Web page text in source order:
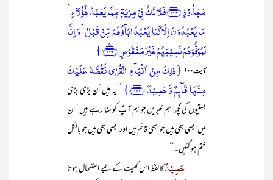
مَجۡذُوۡذٍ ﴿۱۰۸﴾فَلَا تَکُ فِیۡ مِرۡیَۃٍ مِّمَّا یَعۡبُدُ ہٰۤؤُلَآءِ ؕ
مَا یَعۡبُدُوۡنَ اِلَّا کَمَا یَعۡبُدُ اٰبَآؤُہُمۡ مِّنۡ قَبۡلُ ؕ وَ اِنَّا
لَمُوَفُّوۡہُمۡ نَصِیۡبَہُمۡ غَیۡرَ مَنۡقُوۡصٍ ﴿۱۰۹﴾٪}
آیت۱۰۰
{ذٰلِکَ مِنۡ اَنۡۢبَآءِ الۡقُرٰی نَقُصُّہٗ عَلَیۡکَ
مِنۡہَا قَآئِمٌ وَّ حَصِیۡدٌ ﴿۱۰۰﴾}
’’یہ ہیں اُن بڑی بڑی
بستیوں کی کچھ اہم خبریں جو ہم آپؐ کو سنا رہے ہیں ‘ ان
میں ایسی بھی ہیں جو ابھی قائم ہیں اور ایسی بھی ہیں جو بالکل
ختم ہو گئیں۔‘‘
حَصِیْدٌکا لفظ اس کھیت کے لیے استعمال ہوتا